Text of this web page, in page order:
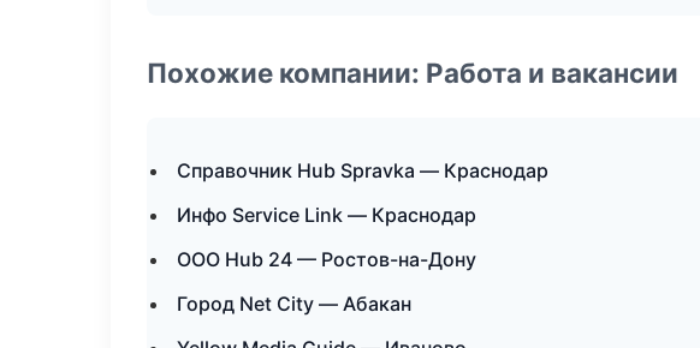
Похожие компании: Работа и вакансии
Справочник Hub Spravka — Краснодар
Инфо Service Link — Краснодар
ООО Hub 24 — Ростов-на-Дону
Город Net City — Абакан